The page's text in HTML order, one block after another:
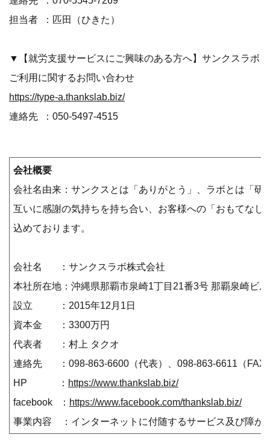
担当者 ：匹田（ひきた）
▼【就労支援サービスにご興味のある方へ】サンクスラボ
ご利用に関するお問い合わせ
https://type-a.thankslab.biz/
連絡先 ：050-5497-4515
会社概要
会社名由来：サンクスとは「ありがとう」、ラボとは「研
互いに感謝の気持ちを持ち合い、お客様への「おもてなし
込めております。
会社名 ：サンクスラボ株式会社
本社所在地：沖縄県那覇市泉崎1丁目21番3号 那覇泉崎ビ
設立 ：2015年12月1日
資本金 ：3300万円
代表者 ：村上 タクオ
連絡先 ：098-863-6600（代表）、098-863-6611（
HP ： https://www.thankslab.biz/
facebook ： https://www.facebook.com/thankslab.biz/
事業内容 ：インターネットに付随するサービス及び障が